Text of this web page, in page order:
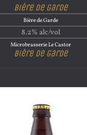
Bière de garde
Bière de Garde
8.2% alc/vol
Microbrasserie Le Castor
Bière de garde